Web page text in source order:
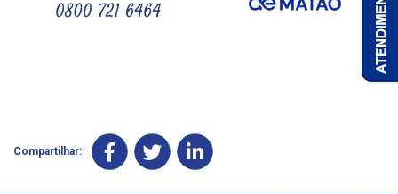
Compartilhar: